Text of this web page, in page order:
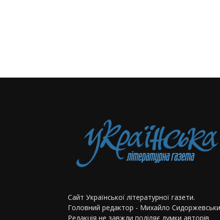
Сайт Української літературної газети.
Головний редактор - Михайло
Редакція не завжди поділяє думки авторів